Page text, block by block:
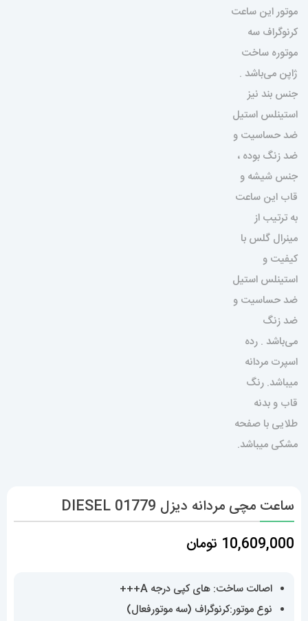
ساعت مچی مردانه دیزل DIESEL 01779
10,609,000 تومان
اصالت ساخت: های کپی درجه A+++
نوع موتور:کرنوگراف (سه موتورفعال)